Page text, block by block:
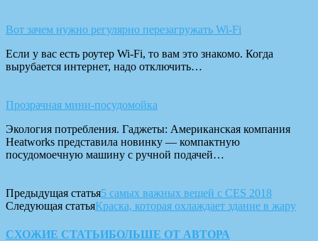
Вот зачем нужно регулярно перезагружать Wi-Fi
Если у вас есть роутер Wi-Fi, то вам это знакомо. Когда
вырубается интернет, надо отключить…
Прозрачная мини-посудомойка
Экология потребления. Гаджеты: Американская компания
Heatworks представила новинку — компактную
посудомоечную машину с ручной подачей…
Предыдущая статья5 самых важных вещей с CES 2018
Следующая статьяКраска, которая охлаждает здание в жару
СХОЖИЕ СТАТЬИБОЛЬШЕ ОТ АВТОРА